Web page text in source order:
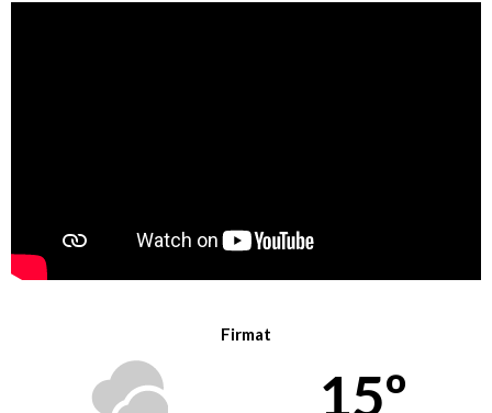
Firmat
15º